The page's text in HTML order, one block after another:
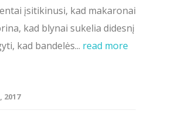
įsitikinusi, kad makaronai
kad blynai sukelia didesnį
kad bandelės... read more
2017